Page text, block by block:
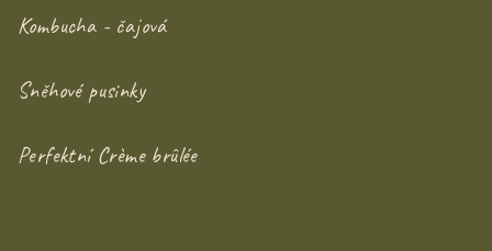
Kombucha - čajová
Sněhové pusinky
Perfektní Crème brûlée